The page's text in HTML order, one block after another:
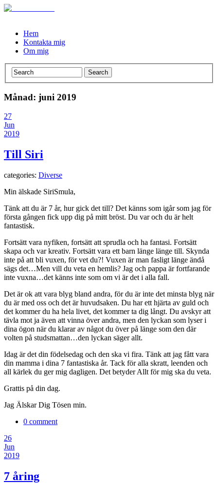
Hem
Kontakta mig
Om mig
Månad: juni 2019
27
Jun
2019
Till Siri
categories: Diverse
Min älskade SiriSmula,
Tänk att du är 7 år, hur gick det till? Det känns som igår som jag för
första gången fick upp dig på mitt bröst. Du var och du är helt
fantastisk.
Fortsätt vara nyfiken, fortsätt att sprudla och ha fantasi. Fortsätt
skapa och var kreativ. Fortsätt vara ett barn länge länge till. Skynda
inte på att bli vuxen, för vet du?! Vuxen är man fasligt länge ändå
sägs det…Men vill du veta en hemlis? Jag och pappa är fortfarande
inte vuxna…det känns inte som om vi är det i alla fall.
Det är ok att vara blyg bland andra, för du är inte det minsta blyg när
du är med oss och det är huvudsaken. Du har ett hjärta av guld och
det kommer du ha hela livet, det kommer ta dig långt. Du avskyr att
tävla mot ja även att vinna över andra, men den lyckan som lyser i
dina ögon när du klarar av något du över på länge som den där
volten på studsmattan…den lyckan säger allt.
Idag är det din födelsedag och den ska vi fira. Tänk att jag fått vara
din mamma i dina 7 fantastiska år. Tack för alla skratt, leenden och
all kärlek du ger mig dagligen. Det betyder Allt för mig ska du veta.
Grattis på din dag.
Jag Älskar Dig Tösen min.
0 comment
26
Jun
2019
7 åring